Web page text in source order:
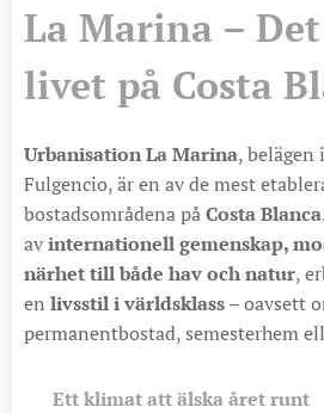
La Marina –
livet på Costa
Urbanisation La Marina, belägen
Fulgencio, är en av de mest
bostadsområdena påCosta Blanca
avinternationell gemenskap,
närhet till både hav och natur,
en livsstil i världsklass– oavsett
permanentbostad, semesterhem
Ett klimat att älska året runt